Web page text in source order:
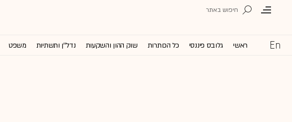
ראשי גלובס פיננסי כל הכותרות שוק ההון והשקעות נדל''ן ותשתיות משפט